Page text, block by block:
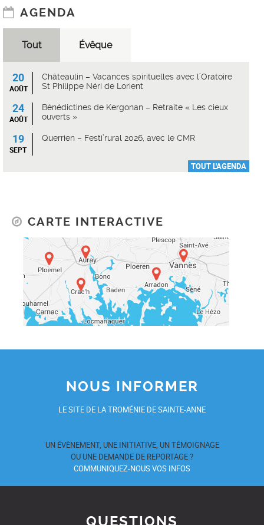
AGENDA
Tout Évêque
20
AOÛT
Châteaulin – Vacances spirituelles avec l’Oratoire
St Philippe Néri de Lorient
24
AOÛT
Bénédictines de Kergonan – Retraite « Les cieux
ouverts »
19
SEPT
Querrien – Festi’rural 2026, avec le CMR
TOUT L'AGENDA
CARTE INTERACTIVE
NOUS INFORMER
LE SITE DE LA TROMÉNIE DE SAINTE-ANNE
UN ÉVÈNEMENT, UNE INITIATIVE, UN TÉMOIGNAGE
OU UNE DEMANDE DE REPORTAGE ?
COMMUNIQUEZ-NOUS VOS INFOS
QUESTIONS